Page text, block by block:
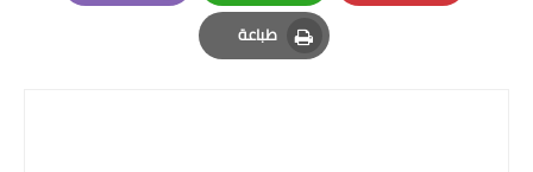
Pinterest
Whatsapp
Email
طباعة
Print